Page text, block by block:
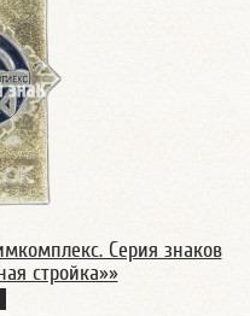
Серия знаков
стройка»»